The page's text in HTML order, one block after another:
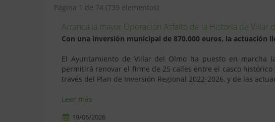
Página 1 de 74 (739 elementos)
Arranca la mayor Operación Asfalto de la Historia de Villar
Con una inversión municipal de 870.000 euros, la actuación
El Ayuntamiento de Villar del Olmo ha puesto en marcha
permitirá renovar el firme de 25 calles entre el casco
través del Plan de Inversión Regional 2022-2026, y de las
Leer más
19/06/2026